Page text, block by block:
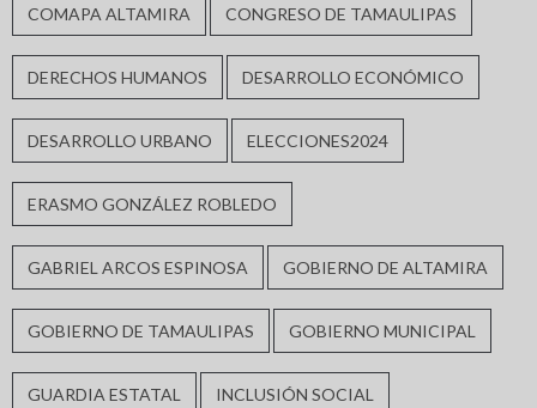
COMAPA ALTAMIRA CONGRESO DE TAMAULIPAS
DERECHOS HUMANOS DESARROLLO ECONÓMICO
DESARROLLO URBANO ELECCIONES2024
ERASMO GONZÁLEZ ROBLEDO
GABRIEL ARCOS ESPINOSA GOBIERNO DE ALTAMIRA
GOBIERNO DE TAMAULIPAS GOBIERNO MUNICIPAL
GUARDIA ESTATAL INCLUSIÓN SOCIAL